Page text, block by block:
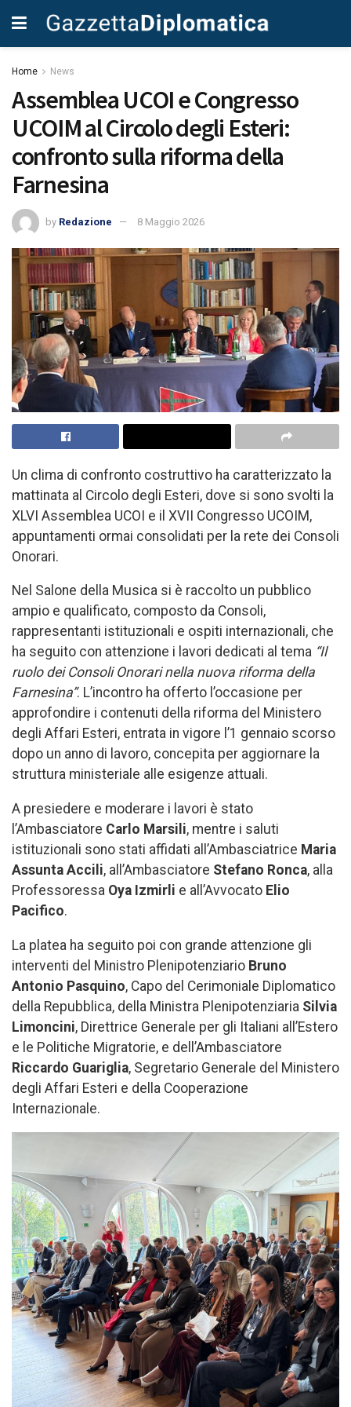
Home News
Assemblea UCOI e Congresso
UCOIM al Circolo degli Esteri:
confronto sulla riforma della
Farnesina
by Redazione 8 Maggio 2026
Un clima di confronto costruttivo ha caratterizzato la
mattinata al Circolo degli Esteri, dove si sono svolti la
XLVI Assemblea UCOI e il XVII Congresso UCOIM,
appuntamenti ormai consolidati per la rete dei Consoli
Onorari.
Nel Salone della Musica si è raccolto un pubblico
ampio e qualificato, composto da Consoli,
rappresentanti istituzionali e ospiti internazionali, che
ha seguito con attenzione i lavori dedicati al tema “Il
ruolo dei Consoli Onorari nella nuova riforma della
Farnesina”. L’incontro ha offerto l’occasione per
approfondire i contenuti della riforma del Ministero
degli Affari Esteri, entrata in vigore l’1 gennaio scorso
dopo un anno di lavoro, concepita per aggiornare la
struttura ministeriale alle esigenze attuali.
A presiedere e moderare i lavori è stato
l’Ambasciatore Carlo Marsili, mentre i saluti
istituzionali sono stati affidati all’Ambasciatrice Maria
Assunta Accili, all’Ambasciatore Stefano Ronca, alla
Professoressa Oya Izmirli e all’Avvocato Elio
Pacifico.
La platea ha seguito poi con grande attenzione gli
interventi del Ministro Plenipotenziario Bruno
Antonio Pasquino, Capo del Cerimoniale Diplomatico
della Repubblica, della Ministra Plenipotenziaria Silvia
Limoncini, Direttrice Generale per gli Italiani all’Estero
e le Politiche Migratorie, e dell’Ambasciatore
Riccardo Guariglia, Segretario Generale del Ministero
degli Affari Esteri e della Cooperazione
Internazionale.